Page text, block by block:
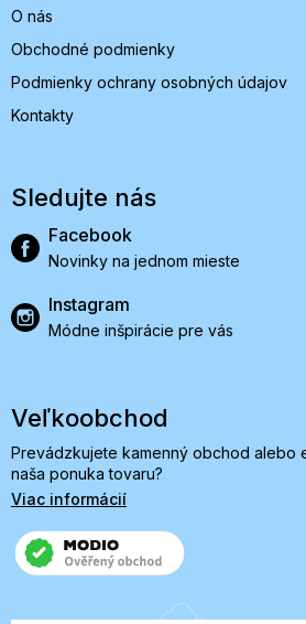
O nás
Obchodné podmienky
Podmienky ochrany osobných údajov
Kontakty
Sledujte nás
Facebook
Novinky na jednom mieste
Instagram
Módne inšpirácie pre vás
Veľkoobchod
Prevádzkujete kamenný obchod alebo
naša ponuka tovaru?
Viac informácií